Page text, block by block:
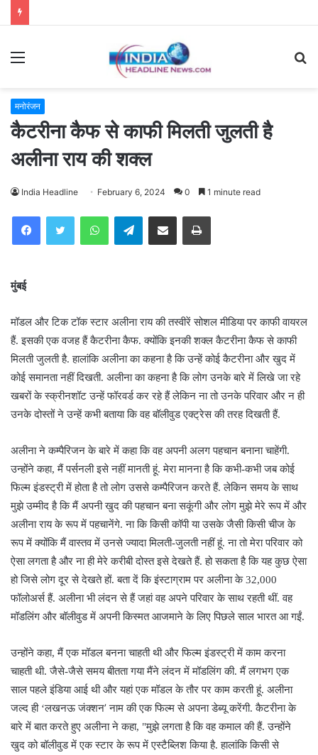
Menu
मनोरंजन
कैटरीना कैफ से काफी मिलती जुलती है
अलीना राय की शक्ल
India Headline February 6, 2024 0 1 minute read
WhatsAppTelegramShare via Email Print
मुंबई
मॉडल और टिक टॉक स्टार अलीना राय की तस्वीरें सोशल मीडिया पर काफी वायरल
हैं. इसकी एक वजह हैं कैटरीना कैफ. क्योंकि इनकी शक्ल कैटरीना कैफ से काफी
मिलती जुलती है. हालांकि अलीना का कहना है कि उन्हें कोई कैटरीना और खुद में
कोई समानता नहीं दिखती. अलीना का कहना है कि लोग उनके बारे में लिखे जा रहे
खबरों के स्क्रीनशॉट उन्हें फॉरवर्ड कर रहे हैं लेकिन ना तो उनके परिवार और न ही
उनके दोस्तों ने उन्हें कभी बताया कि वह बॉलीवुड एक्ट्रेस की तरह दिखती हैं.
अलीना ने कम्पैरिजन के बारे में कहा कि वह अपनी अलग पहचान बनाना चाहेंगी.
उन्होंने कहा, मैं पर्सनली इसे नहीं मानती हूं. मेरा मानना है कि कभी-कभी जब कोई
फिल्म इंडस्ट्री में होता है तो लोग उससे कम्पैरिजन करते हैं. लेकिन समय के साथ
मुझे उम्मीद है कि मैं अपनी खुद की पहचान बना सकूंगी और लोग मुझे मेरे रूप में और
अलीना राय के रूप में पहचानेंगे. ना कि किसी कॉपी या उसके जैसी किसी चीज के
रूप में क्योंकि मैं वास्तव में उनसे ज्यादा मिलती-जुलती नहीं हूं. ना तो मेरा परिवार को
ऐसा लगता है और ना ही मेरे करीबी दोस्त इसे देखते हैं. हो सकता है कि यह कुछ ऐसा
हो जिसे लोग दूर से देखते हों. बता दें कि इंस्टाग्राम पर अलीना के 32,000
फॉलोअर्स हैं. अलीना भी लंदन से हैं जहां वह अपने परिवार के साथ रहती थीं. वह
मॉडलिंग और बॉलीवुड में अपनी किस्मत आजमाने के लिए पिछले साल भारत आ गईं.
उन्होंने कहा, मैं एक मॉडल बनना चाहती थी और फिल्म इंडस्ट्री में काम करना
चाहती थी. जैसे-जैसे समय बीतता गया मैंने लंदन में मॉडलिंग की. मैं लगभग एक
साल पहले इंडिया आई थी और यहां एक मॉडल के तौर पर काम करती हूं. अलीना
जल्द ही ‘लखनऊ जंक्शन’नाम की एक फिल्म से अपना डेब्यू करेंगी. कैटरीना के
बारे में बात करते हुए अलीना ने कहा, "मुझे लगता है कि वह कमाल की हैं. उन्होंने
खुद को बॉलीवुड में एक स्टार के रूप में एस्टैब्लिश किया है. हालांकि किसी से